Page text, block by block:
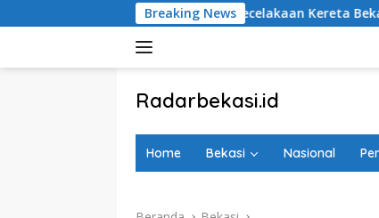
ke
Breaking News
Tragedi Kecelakaan Kereta Bekasi Timur, Keluarga
Radarbekasi.id
Bekasi
Home Bekasi Nasional